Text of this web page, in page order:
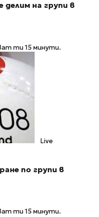
делим на групи в
ти 15 минути.
Live
по групи в
ти 15 минути.